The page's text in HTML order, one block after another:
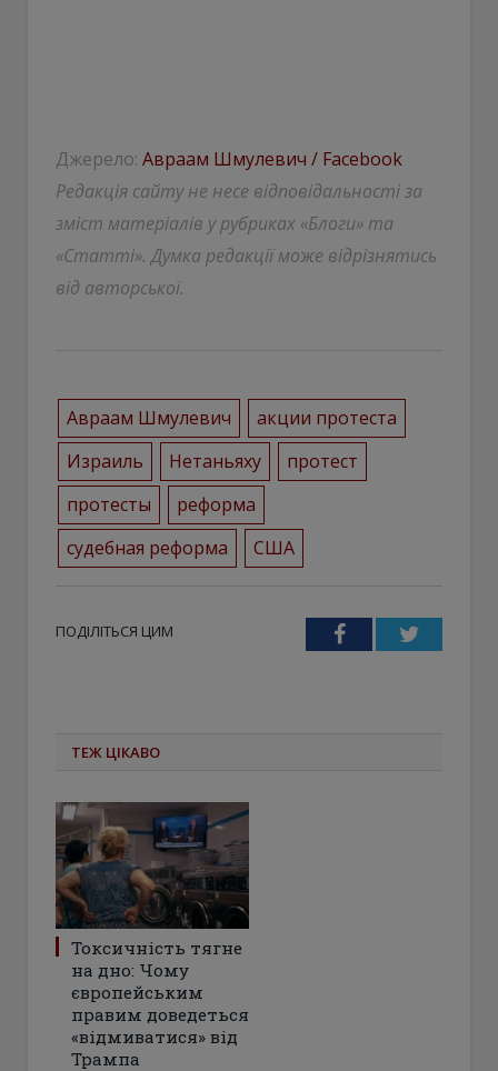
Джерело: Авраам Шмулевич / Facebook
Редакція сайту не несе відповідальності за
зміст матеріалів у рубриках «Блоги» та
«Статті». Думка редакції може відрізнятись
від авторської.
Авраам Шмулевич
акции протеста
Израиль
Нетаньяху
протест
протесты
реформа
судебная реформа
США
ПОДІЛІТЬСЯ ЦИМ FacebookTwitter
ТЕЖ ЦІКАВО
Токсичність тягне
на дно: Чому
європейським
правим доведеться
«відмиватися» від
Трампа